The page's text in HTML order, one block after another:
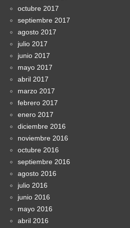
octubre 2017
septiembre 2017
agosto 2017
julio 2017
junio 2017
mayo 2017
abril 2017
marzo 2017
febrero 2017
enero 2017
diciembre 2016
noviembre 2016
octubre 2016
septiembre 2016
agosto 2016
julio 2016
junio 2016
mayo 2016
abril 2016